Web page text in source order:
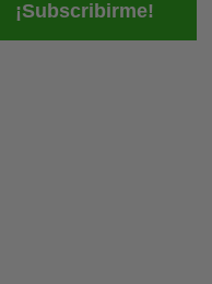
¡Subscribirme!